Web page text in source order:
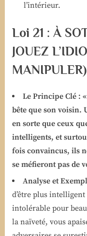
l’intérieur.
Loi 21 : À
JOUEZ
Le Principe Clé :
bête que son voisin.
en sorte que ceux
intelligents, et
fois convaincus, ils
se méfieront pas de
Analyse et
d’être plus
intolérable pour
la naïveté, vous